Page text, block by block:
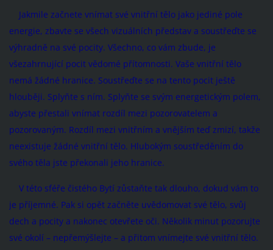
Jakmile začnete vnímat své vnitřní tělo jako jediné pole
energie, zbavte se všech vizuálních představ a soustřeďte se
výhradně na své pocity. Všechno, co vám zbude, je
všezahrnující pocit vědomé přítomnosti. Vaše vnitřní tělo
nemá žádné hranice. Soustřeďte se na tento pocit ještě
hlouběji. Splyňte s ním. Splyňte se svým energetickým polem,
abyste přestali vnímat rozdíl mezi pozorovatelem a
pozorovaným. Rozdíl mezi vnitřním a vnějším teď zmizí, takže
neexistuje žádné vnitřní tělo. Hlubokým soustředěním do
svého těla jste překonali jeho hranice.
V této sféře čistého Bytí zůstaňte tak dlouho, dokud vám to
je příjemné. Pak si opět začněte uvědomovat své tělo, svůj
dech a pocity a nakonec otevřete oči. Několik minut pozorujte
své okolí – nepřemýšlejte – a přitom vnímejte své vnitřní tělo.